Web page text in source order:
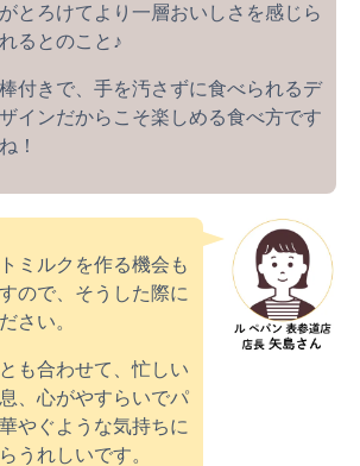
がとろけてより一層おいしさを感じら
れるとのこと♪
棒付きで、手を汚さずに食べられるデ
ザインだからこそ楽しめる食べ方です
ね！
ミルクを作る機会も
ので、そうした際に
さい。
も合わせて、忙しい
、心がやすらいでパ
やぐような気持ちに
うれしいです。